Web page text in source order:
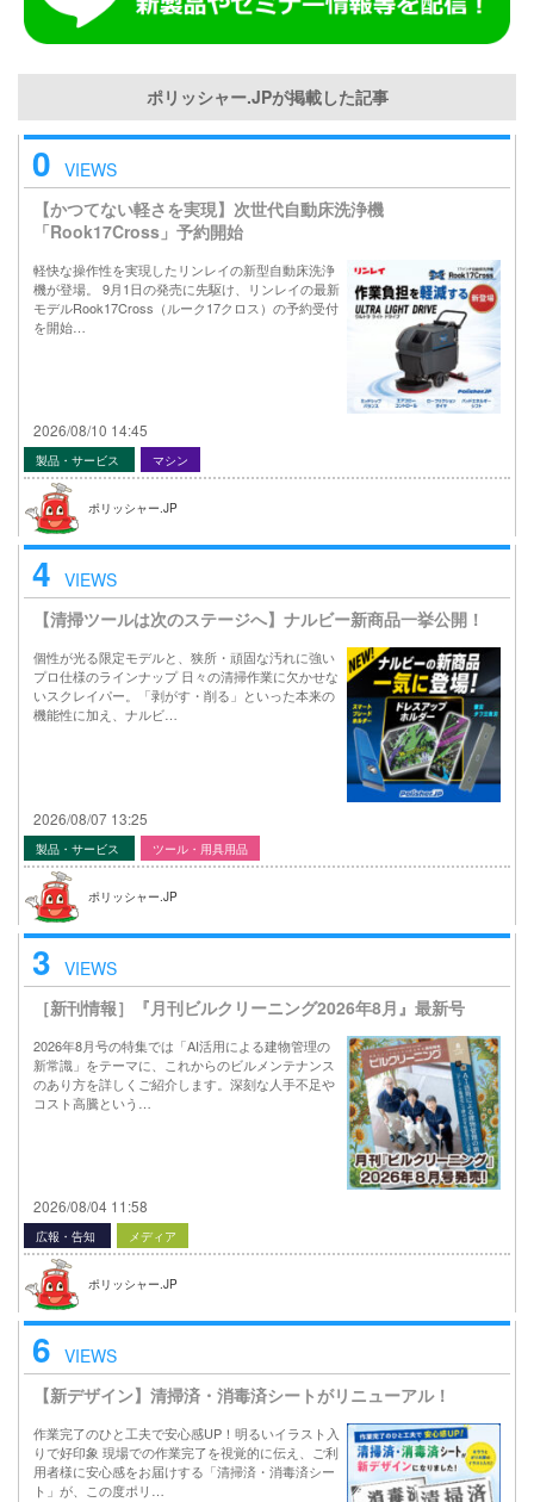
ポリッシャー.JPが掲載した記事
0 VIEWS
【かつてない軽さを実現】次世代自動床洗浄機
「Rook17Cross」予約開始
軽快な操作性を実現したリンレイの新型自動床洗浄
機が登場。 9月1日の発売に先駆け、リンレイの最新
モデルRook17Cross（ルーク17クロス）の予約受付
を開始…
2026/08/10 14:45
製品・サービス マシン
ポリッシャー.JP
4 VIEWS
【清掃ツールは次のステージへ】ナルビー新商品一挙公開！
個性が光る限定モデルと、狭所・頑固な汚れに強い
プロ仕様のラインナップ 日々の清掃作業に欠かせな
いスクレイパー。「剥がす・削る」といった本来の
機能性に加え、ナルビ…
2026/08/07 13:25
製品・サービス ツール・用具用品
ポリッシャー.JP
3 VIEWS
［新刊情報］『月刊ビルクリーニング2026年8月』最新号
2026年8月号の特集では「AI活用による建物管理の
新常識」をテーマに、これからのビルメンテナンス
のあり方を詳しくご紹介します。深刻な人手不足や
コスト高騰という…
2026/08/04 11:58
広報・告知 メディア
ポリッシャー.JP
6 VIEWS
【新デザイン】清掃済・消毒済シートがリニューアル！
作業完了のひと工夫で安心感UP！明るいイラスト入
りで好印象 現場での作業完了を視覚的に伝え、ご利
用者様に安心感をお届けする「清掃済・消毒済シー
ト」が、この度ポリ…